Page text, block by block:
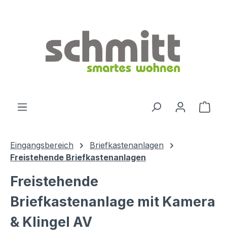
Eingangsbereich
Briefkastenanlagen
Freistehende Briefkastenanlagen
Freistehende
Briefkastenanlage mit Kamera
& Klingel AV